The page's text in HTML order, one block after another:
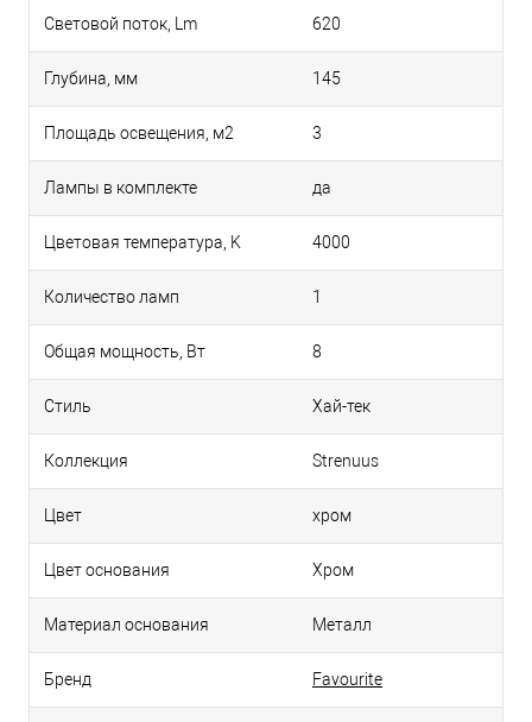
Световой поток, Lm 620
Глубина, мм 145
Площадь освещения, м2 3
Лампы в комплекте да
Цветовая температура, K 4000
Количество ламп 1
Общая мощность, Вт 8
Стиль Хай-тек
Коллекция Strenuus
Цвет хром
Цвет основания Хром
Материал основания Металл
Бренд Favourite